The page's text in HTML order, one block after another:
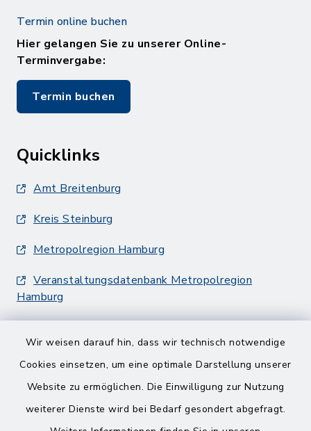
Wir weisen darauf hin, dass wir technisch notwendige
Cookies einsetzen, um eine optimale Darstellung unserer
Website zu ermöglichen. Die Einwilligung zur Nutzung
weiterer Dienste wird bei Bedarf gesondert abgefragt.
Termin online buchen
Hier gelangen Sie zu unserer Online-
Terminvergabe:
Termin buchen
Quicklinks
Amt Breitenburg
Kreis Steinburg
Metropolregion Hamburg
Veranstaltungsdatenbank Metropolregion
Hamburg